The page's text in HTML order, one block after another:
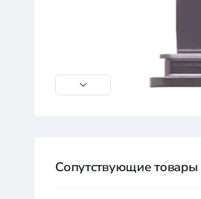
Сопутствующие товары